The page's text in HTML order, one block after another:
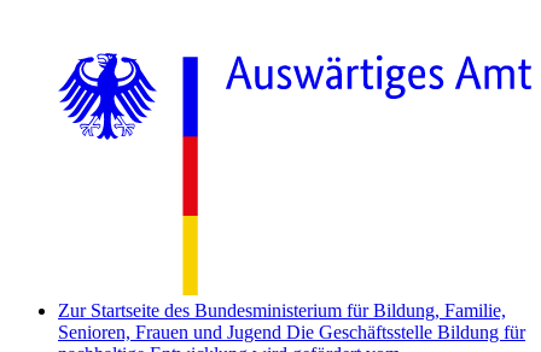
Zur Startseite des Bundesministerium für Bildung, Familie,
Senioren, Frauen und Jugend Die Geschäftsstelle Bildung für